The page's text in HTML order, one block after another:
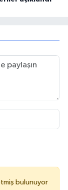
bulunuyor